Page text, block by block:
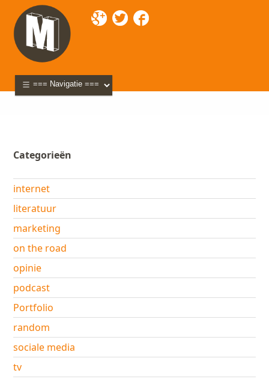
Categorieën
internet
literatuur
marketing
on the road
opinie
podcast
Portfolio
random
sociale media
tv